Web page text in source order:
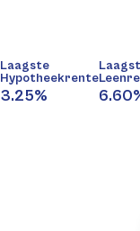
Laagste
Hypotheekrente
3.25%